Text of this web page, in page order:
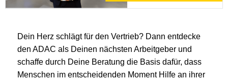
Dein Herz schlägt für den Vertrieb? Dann entdecke
den ADAC als Deinen nächsten Arbeitgeber und
schaffe durch Deine Beratung die Basis dafür, dass
Menschen im entscheidenden Moment Hilfe an ihrer